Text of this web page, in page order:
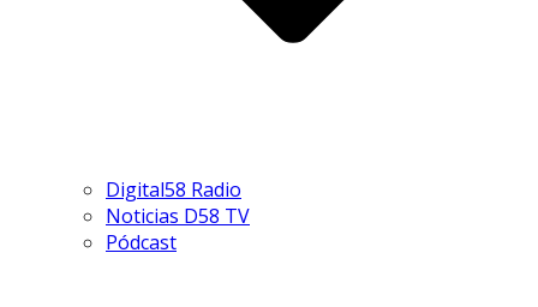
Digital58 Radio
Noticias D58 TV
Pódcast